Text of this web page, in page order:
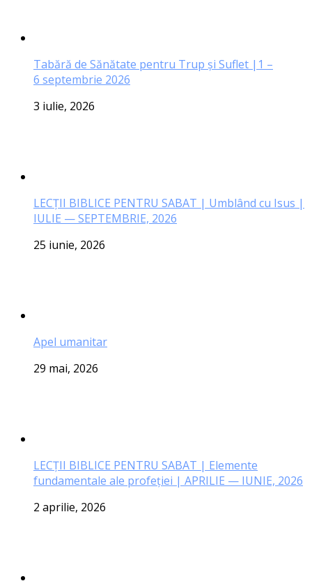
Tabără de Sănătate pentru Trup și Suflet |1 –
6 septembrie 2026
3 iulie, 2026
LECŢII BIBLICE PENTRU SABAT | Umblând cu Isus |
IULIE — SEPTEMBRIE, 2026
25 iunie, 2026
Apel umanitar
29 mai, 2026
LECŢII BIBLICE PENTRU SABAT | Elemente
fundamentale ale profeției | APRILIE — IUNIE, 2026
2 aprilie, 2026